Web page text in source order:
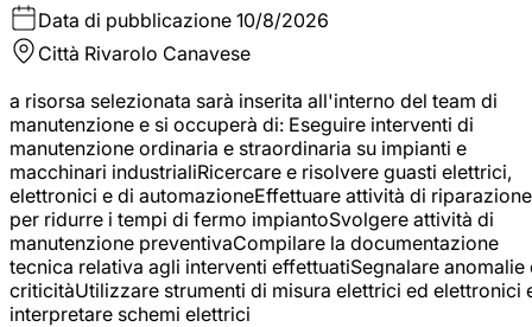
Data di pubblicazione 10/8/2026
Città Rivarolo Canavese
a risorsa selezionata sarà inserita all'interno del team di
manutenzione e si occuperà di: Eseguire interventi di
manutenzione ordinaria e straordinaria su impianti e
macchinari industrialiRicercare e risolvere guasti elettrici,
elettronici e di automazioneEffettuare attività di riparazione
per ridurre i tempi di fermo impiantoSvolgere attività di
manutenzione preventivaCompilare la documentazione
tecnica relativa agli interventi effettuatiSegnalare anomalie
criticitàUtilizzare strumenti di misura elettrici ed elettronici
interpretare schemi elettrici